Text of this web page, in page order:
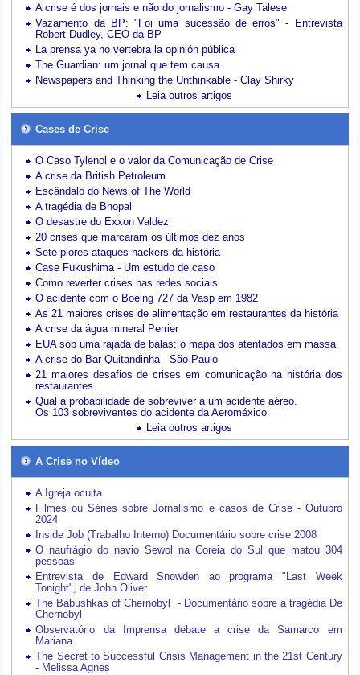
A crise é dos jornais e não do jornalismo - Gay Talese
Vazamento da BP: "Foi uma sucessão de erros" - Entrevista
Robert Dudley, CEO da BP
La prensa ya no vertebra la opinión pública
The Guardian: um jornal que tem causa
Newspapers and Thinking the Unthinkable - Clay Shirky
Leia outros artigos
Cases de Crise
O Caso Tylenol e o valor da Comunicação de Crise
A crise da British Petroleum
Escândalo do News of The World
A tragédia de Bhopal
O desastre do Exxon Valdez
20 crises que marcaram os últimos dez anos
Sete piores ataques hackers da história
Case Fukushima - Um estudo de caso
Como reverter crises nas redes sociais
O acidente com o Boeing 727 da Vasp em 1982
As 21 maiores crises de alimentação em restaurantes da história
A crise da água mineral Perrier
EUA sob uma rajada de balas: o mapa dos atentados em massa
A crise do Bar Quitandinha - São Paulo
21 maiores desafios de crises em comunicação na história dos
restaurantes
Qual a probabilidade de sobreviver a um acidente aéreo.
Os 103 sobreviventes do acidente da Aeroméxico
Leia outros artigos
A Crise no Vídeo
A Igreja oculta
Filmes ou Séries sobre Jornalismo e casos de Crise - Outubro
2024
Inside Job (Trabalho Interno) Documentário sobre crise 2008
O naufrágio do navio Sewol na Coreia do Sul que matou 304
pessoas
Entrevista de Edward Snowden ao programa "Last Week
Tonight", de John Oliver
The Babushkas of Chernobyl - Documentário sobre a tragédia De
Chernobyl
Observatório da Imprensa debate a crise da Samarco em
Mariana
The Secret to Successful Crisis Management in the 21st Century
- Melissa Agnes